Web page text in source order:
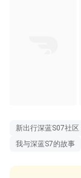
新出行深蓝S07社区
我与深蓝S7的故事